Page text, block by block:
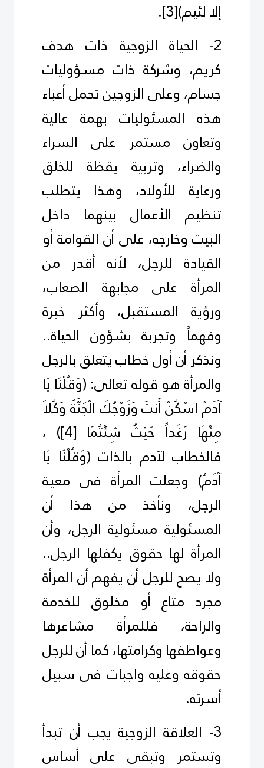
إلا لئيم)[3]
.
2- الحياة الزوجية ذات هدف
كريم، وشركة ذات مسـؤوليات
جسام، وعلى الزوجين تحمل أعباء
هذه المسئوليات بهمة عالية
وتعاون مستمر على السراء
والضراء، وتربية يقظة للخلق
ورعاية للأولاد، وهذا يتطلب
تنظيم الأعمال بينهما داخل
البيت وخارجه، على أن القوامة أو
القيادة للرجل، لأنه أقدر من
المرأة على مجابهة الصعاب،
ورؤية المستقبل، وأكثر خبرة
وفهماً وتجربة بشؤون الحياة..
ونذكر أن أول خطاب يتعلق بالرجل
والمرأة هو قوله تعالى: )وَقُلْنَا يَا
آدَمُ اسْكُنْ أَنتَ وَزَوْجُكَ الْجَنَّةَ وَكُلاَ
مِنْهَا رَغَداً حَيْثُ شِئْتُمَا [4]
( ،
فالخطاب لآدم بالذات )وَقُلْنَا يَا
آدَمُ( وجعلت المرأة فى معيـة
الرجل، ونأخذ من هذا أن
المسئولية مسئولية الرجل، وأن
المرأة لها حقوق يكفلها الرجل..
ولا يصح للرجل أن يفهم أن المرأة
مجرد متاع أو مخلوق للخدمة
والراحة، فللمرأة مشاعرها
وعواطفها وكرامتها، كما أن للرجل
حقوقه وعليه واجبات فى سبيل
أسرته.
3- العلاقة الزوجية يجب أن تبدأ
وتستمر وتبقى على أساس